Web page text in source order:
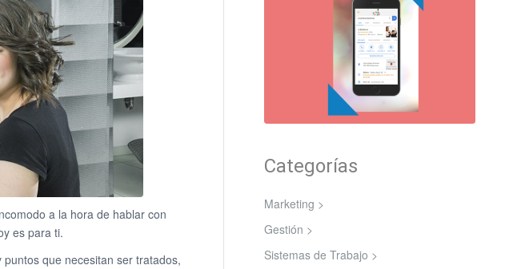
a la hora de hablar con
es para ti.
que necesitan ser tratados,
Categorías
Marketing >
Gestión >
Sistemas de Trabajo >